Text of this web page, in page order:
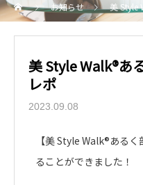
お知らせ 美 Style
美 Style Walk®︎あ
レポ
2023.09.08
【美 Style Walk®︎ある
ることができました！